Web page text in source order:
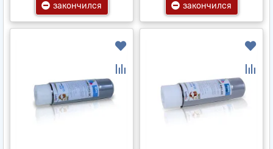
закончился закончился